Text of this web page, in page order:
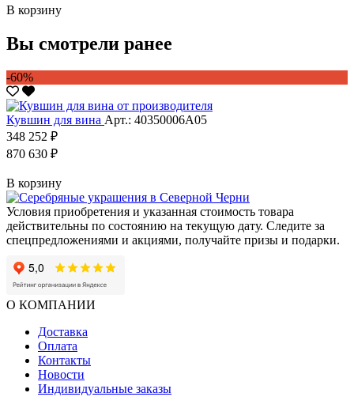
В корзину
Вы смотрели ранее
-60%
Кувшин для вина Арт.: 40350006А05
348 252 ₽
870 630 ₽
В корзину
Условия приобретения и указанная стоимость товара
действительны по состоянию на текущую дату. Следите за
спецпредложениями и акциями, получайте призы и подарки.
О КОМПАНИИ
Доставка
Оплата
Контакты
Новости
Индивидуальные заказы